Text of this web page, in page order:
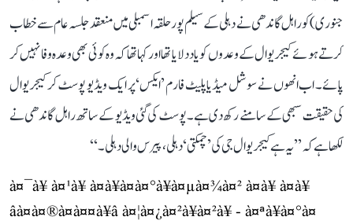
جنوری) کو راہل گاندھی نے دہلی کے سیلم پور حلقہ اسمبلی میں منعقد جلسہ عام سے خطاب
کرتے ہوئے کیجریوال کے وعدوں کو یاد دلایا تھا اور کہا تھا کہ وہ کوئی بھی وعدہ وفا نہیں کر
پائے۔ اب انھوں نے سوشل میڈیا پلیٹ فارم ’ایکس‘ پر ایک ویڈیو پوسٹ کر کیجریوال
کی حقیقت سبھی کے سامنے رکھ دی ہے۔ پوسٹ کی گئی ویڈیو کے ساتھ راہل گاندھی نے
لکھا ہے کہ ’’یہ ہے کیجریوال جی کی ’چمکتی‘ دہلی، پیرس والی دہلی۔‘‘
à¤¯à¥ à¤¹à¥ à¤à¥à¤à¤°à¥à¤µà¤¾à¤² à¤à¥ à¤à¥
âà¤à¤®à¤à¤¤à¥â à¤¦à¤¿à¤²à¥à¤²à¥ - à¤ªà¥à¤°à¤